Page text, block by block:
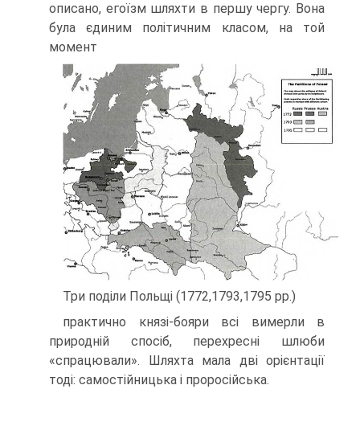
описано, егоїзм шляхти в першу чер­гу. Вона
була єдиним політичним класом, на той
момент
Три поділи Польщі (1772,1793,1795 рр.)
практично князі-бояри всі вимерли в
природній спосіб, перехресні шлюби
«спрацювали». Шляхта мала дві орі­єнтації
тоді: самостійницька і проросійська.